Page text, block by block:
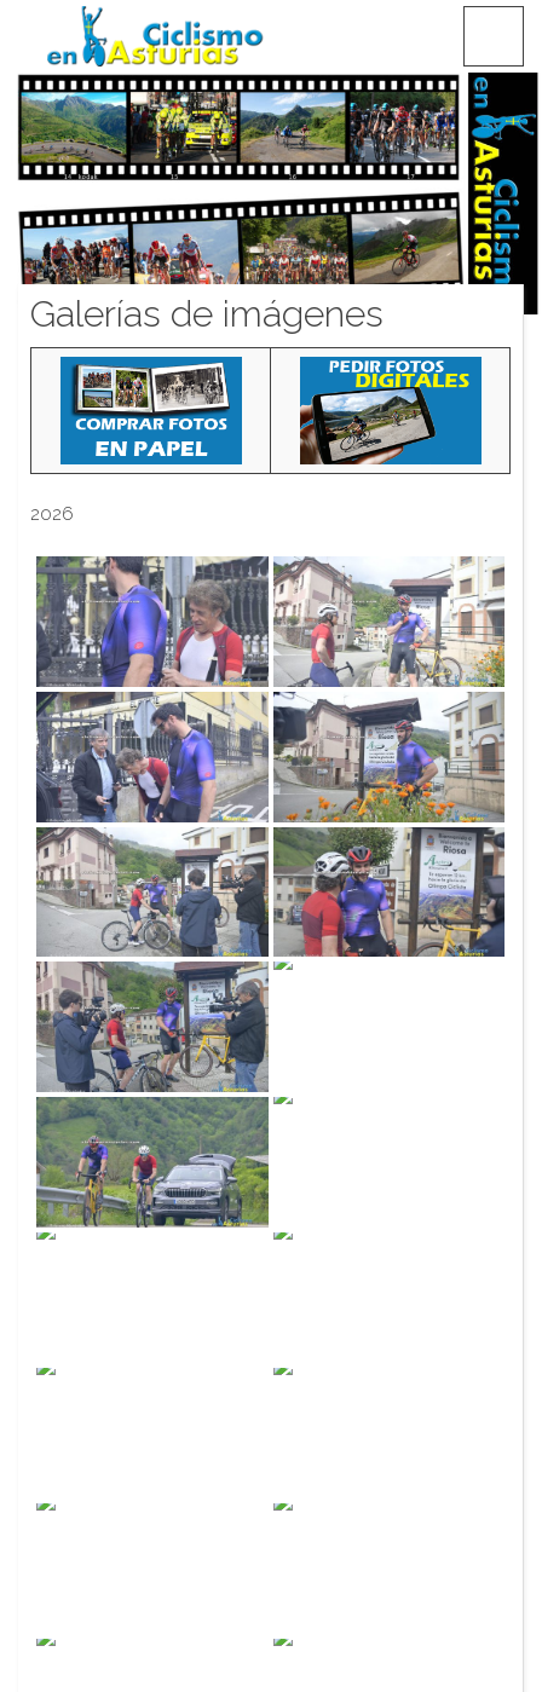
CICLISMO EN ASTURIAS
Galerías de imágenes
2026